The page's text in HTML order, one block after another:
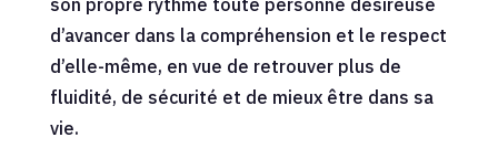
son propre rythme toute personne désireuse
d’avancer dans la compréhension et le respect
d’elle-même, en vue de retrouver plus de
fluidité, de sécurité et de mieux être dans sa
vie.